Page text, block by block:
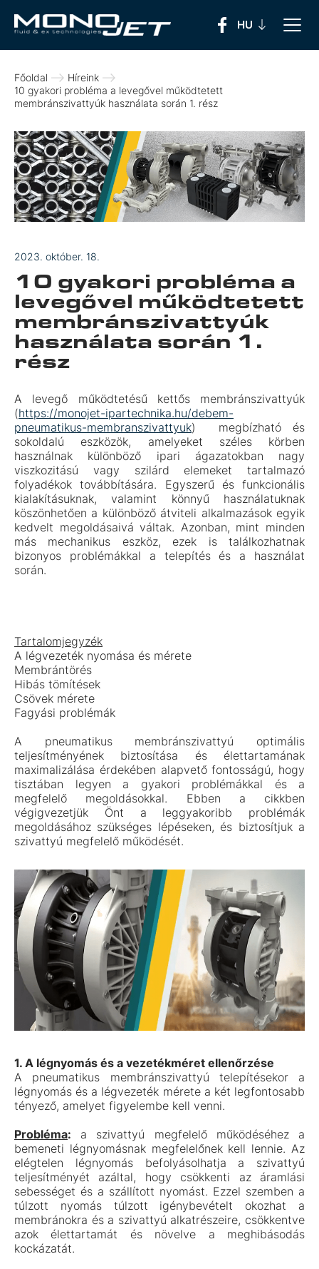
Főoldal
Híreink
10 gyakori probléma a levegővel működtetett
membránszivattyúk használata során 1. rész
2023. október. 18.
10 gyakori probléma a
levegővel működtetett
membránszivattyúk
használata során 1.
rész
A levegő működtetésű kettős membránszivattyúk
(https://monojet-ipartechnika.hu/debem-
pneumatikus-membranszivattyuk) megbízható és
sokoldalú eszközök, amelyeket széles körben
használnak különböző ipari ágazatokban nagy
viszkozitású vagy szilárd elemeket tartalmazó
folyadékok továbbítására. Egyszerű és funkcionális
kialakításuknak, valamint könnyű használatuknak
köszönhetően a különböző átviteli alkalmazások egyik
kedvelt megoldásaivá váltak. Azonban, mint minden
más mechanikus eszköz, ezek is találkozhatnak
bizonyos problémákkal a telepítés és a használat
során.
Tartalomjegyzék
A légvezeték nyomása és mérete
Membrántörés
Hibás tömítések
Csövek mérete
Fagyási problémák
A pneumatikus membránszivattyú optimális
teljesítményének biztosítása és élettartamának
maximalizálása érdekében alapvető fontosságú, hogy
tisztában legyen a gyakori problémákkal és a
megfelelő megoldásokkal. Ebben a cikkben
végigvezetjük Önt a leggyakoribb problémák
megoldásához szükséges lépéseken, és biztosítjuk a
szivattyú megfelelő működését.
1. A légnyomás és a vezetékméret ellenőrzése
A pneumatikus membránszivattyú telepítésekor a
légnyomás és a légvezeték mérete a két legfontosabb
tényező, amelyet figyelembe kell venni.
Probléma: a szivattyú megfelelő működéséhez a
bemeneti légnyomásnak megfelelőnek kell lennie. Az
elégtelen légnyomás befolyásolhatja a szivattyú
teljesítményét azáltal, hogy csökkenti az áramlási
sebességet és a szállított nyomást. Ezzel szemben a
túlzott nyomás túlzott igénybevételt okozhat a
membránokra és a szivattyú alkatrészeire, csökkentve
azok élettartamát és növelve a meghibásodás
kockázatát.